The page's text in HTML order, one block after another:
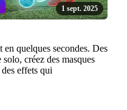
1 sept. 2025
quelques secondes. Des
créez des masques
effets qui